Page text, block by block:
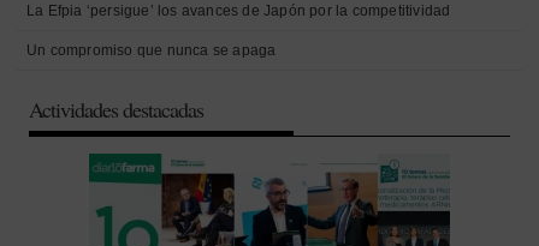
La Efpia ‘persigue’ los avances de Japón por la competitividad
Un compromiso que nunca se apaga
Actividades destacadas